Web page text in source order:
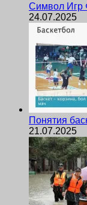
Символ Игр
24.07.2025
Понятия
21.07.2025